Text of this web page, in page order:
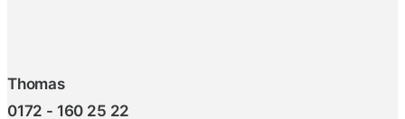
Thomas
0172 - 160 25 22